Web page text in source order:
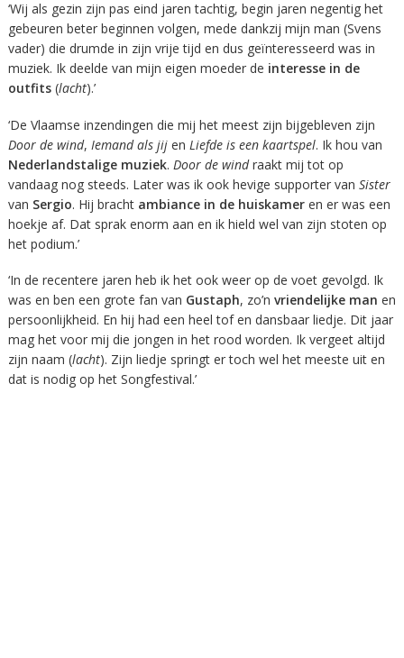
‘Wij als gezin zijn pas eind jaren tachtig, begin jaren negentig het
gebeuren beter beginnen volgen, mede dankzij mijn man (Svens
vader) die drumde in zijn vrije tijd en dus geïnteresseerd was in
muziek. Ik deelde van mijn eigen moeder de interesse in de
outfits(lacht).’
‘De Vlaamse inzendingen die mij het meest zijn bijgebleven zijn
Door de wind, Iemand als jijen Liefde is een kaartspel. Ik hou van
Nederlandstalige muziek. Door de windraakt mij tot op
vandaag nog steeds. Later was ik ook hevige supporter van Sister
van Sergio. Hij bracht ambiance in de huiskameren er was een
hoekje af. Dat sprak enorm aan en ik hield wel van zijn stoten op
het podium.’
‘In de recentere jaren heb ik het ook weer op de voet gevolgd. Ik
was en ben een grote fan van Gustaph, zo’n vriendelijke man en
persoonlijkheid. En hij had een heel tof en dansbaar liedje. Dit jaar
mag het voor mij die jongen in het rood worden. Ik vergeet altijd
zijn naam (lacht). Zijn liedje springt er toch wel het meeste uit en
dat is nodig op het Songfestival.’